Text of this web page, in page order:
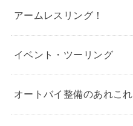
アームレスリング！
イベント・ツーリング
オートバイ整備のあれこれ